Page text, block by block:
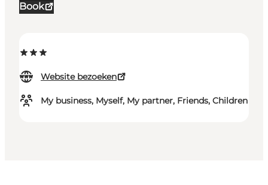
Book
Website bezoeken
My business, Myself, My partner, Friends, Children